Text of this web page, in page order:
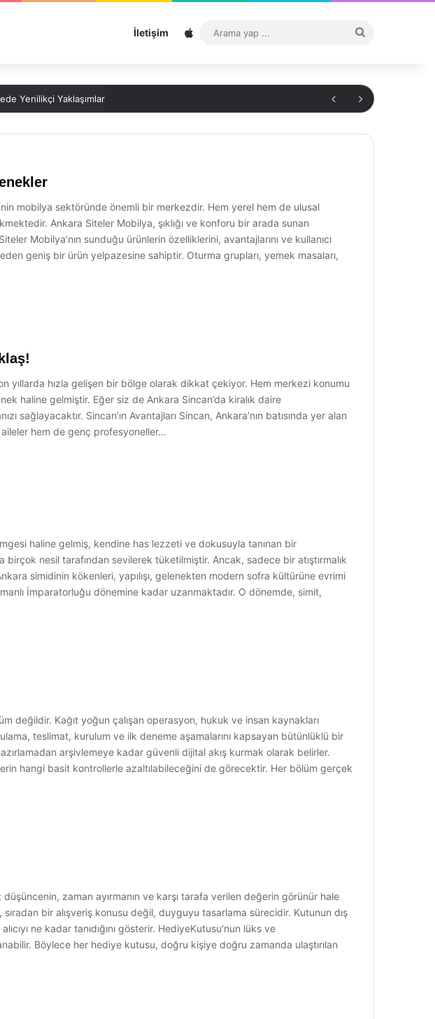
İletişim Sitemap
...
Yenilikçi Yaklaşımlar
mobilya sektöründe önemli bir merkezdir. Hem yerel hem de ulusal
Ankara Siteler Mobilya, şıklığı ve konforu bir arada sunan
Mobilya’nın sunduğu ürünlerin özelliklerini, avantajlarını ve kullanıcı
geniş bir ürün yelpazesine sahiptir. Oturma grupları, yemek masaları,
yıllarda hızla gelişen bir bölge olarak dikkat çekiyor. Hem merkezi konumu
haline gelmiştir. Eğer siz de Ankara Sincan’da kiralık daire
sağlayacaktır. Sincan’ın Avantajları Sincan, Ankara’nın batısında yer alan
aileler hem de genç profesyoneller…
haline gelmiş, kendine has lezzeti ve dokusuyla tanınan bir
birçok nesil tarafından sevilerek tüketilmiştir. Ancak, sadece bir atıştırmalık
simidinin kökenleri, yapılışı, gelenekten modern sofra kültürüne evrimi
İmparatorluğu dönemine kadar uzanmaktadır. O dönemde, simit,
değildir. Kağıt yoğun çalışan operasyon, hukuk ve insan kaynakları
teslimat, kurulum ve ilk deneme aşamalarını kapsayan bütünlüklü bir
arşivlemeye kadar güvenli dijital akış kurmak olarak belirler.
hangi basit kontrollerle azaltılabileceğini de görecektir. Her bölüm gerçek
zaman ayırmanın ve karşı tarafa verilen değerin görünür hale
bir alışveriş konusu değil, duyguyu tasarlama sürecidir. Kutunun dış
ne kadar tanıdığını gösterir. HediyeKutusu’nun lüks ve
Böylece her hediye kutusu, doğru kişiye doğru zamanda ulaştırılan